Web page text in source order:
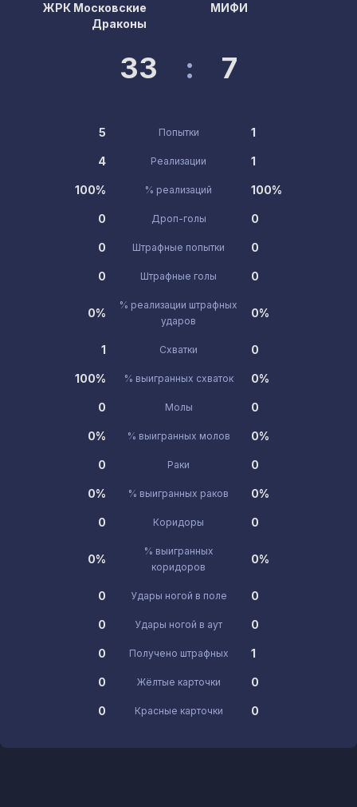
ЖРК Московские
Драконы
33 : 7
МИФИ
5 Попытки 1
4 Реализации 1
100% % реализаций 100%
0 Дроп-голы 0
0 Штрафные попытки 0
0 Штрафные голы 0
0%
% реализации штрафных
ударов
0%
1 Схватки 0
100% % выигранных схваток 0%
0 Молы 0
0% % выигранных молов 0%
0 Раки 0
0% % выигранных раков 0%
0 Коридоры 0
0%
% выигранных
коридоров
0%
0 Удары ногой в поле 0
0 Удары ногой в аут 0
0 Получено штрафных 1
0 Жёлтые карточки 0
0 Красные карточки 0